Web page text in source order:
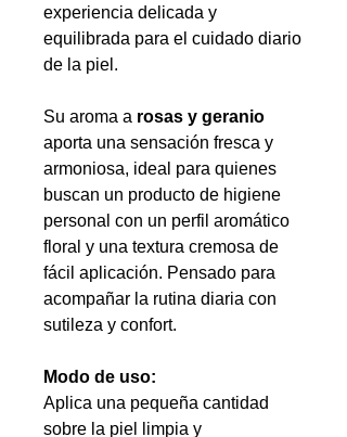
experiencia delicada y
equilibrada para el cuidado diario
de la piel.
Su aroma a rosas y geranio
aporta una sensación fresca y
armoniosa, ideal para quienes
buscan un producto de higiene
personal con un perfil aromático
floral y una textura cremosa de
fácil aplicación. Pensado para
acompañar la rutina diaria con
sutileza y confort.
Modo de uso:
Aplica una pequeña cantidad
sobre la piel limpia y